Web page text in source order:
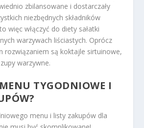
zbilansowane i dostarczały
niezbędnych składników
więc włączyć do diety sałatki
warzywach liściastych. Oprócz
rozwiązaniem są koktajle sirtuinowe,
warzywne.
MENU TYGODNIOWE I
menu i listy zakupów dla